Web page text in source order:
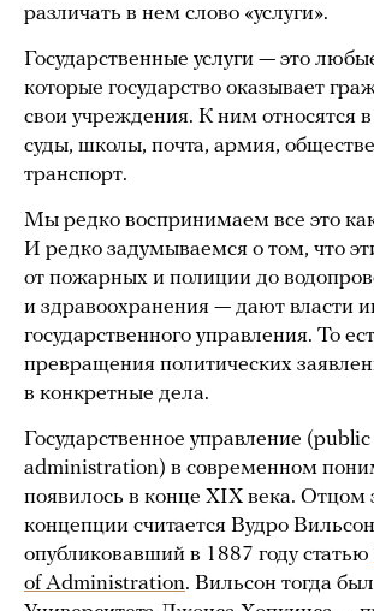
различать в нем слово «услуги».
Государственные услуги — это
которые государство оказывает
свои учреждения. К ним относятся
суды, школы, почта, армия,
транспорт.
Мы редко воспринимаем все это как
И редко задумываемся о том, что
от пожарных и полиции до
и здравоохранения — дают власти
государственного управления. То
превращения политических
в конкретные дела.
Государственное управление (public
administration) в современном
появилось в конце XIX века. Отцом
концепции считается Вудро
опубликовавший в 1887 году статью
of Administration. Вильсон тогда